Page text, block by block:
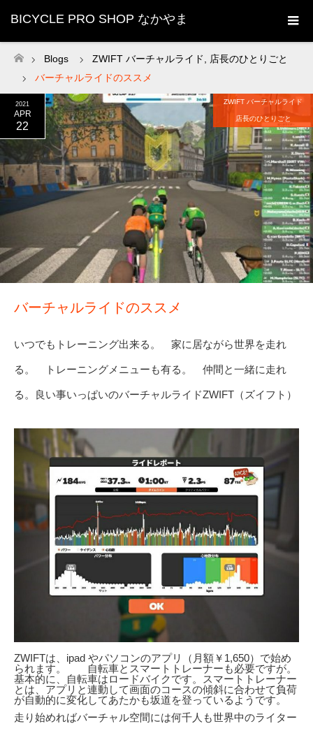
BICYCLE PRO SHOP なかやま
ホーム
Blogs ZWIFT バーチャルライド
店長のひとりごと
バーチャルライドのススメ
2021
APR
22
ZWIFT バーチャルライド
店長のひとりごと
バーチャルライドのススメ
いつでもトレーニング出来る。 家に居ながら世界を走れ
る。 トレーニングメニューも有る。 仲間と一緒に走れ
る。良い事いっぱいのバーチャルライドZWIFT（ズイフト）
ZWIFTは、ipad やパソコンのアプリ（月額￥1,650）で始め
られます。 自転車とスマートトレーナーも必要ですが。
基本的に、自転車はロードバイクです。スマートトレーナー
とは、アプリと連動して画面のコースの傾斜に合わせて負荷
が自動的に変化してあたかも坂道を登っているようです。
走り始めればバーチャル空間には何千人も世界中のライター